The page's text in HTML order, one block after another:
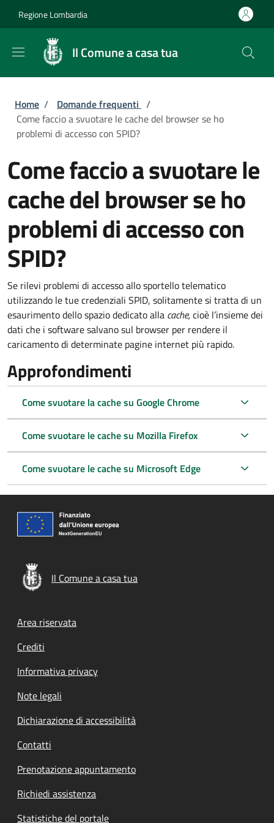
Regione Lombardia
Il Comune a casa tua
Briciole di pane
Home / Domande frequenti /
Come faccio a svuotare le cache del browser se ho
problemi di accesso con SPID?
Come faccio a svuotare le
cache del browser se ho
problemi di accesso con
SPID?
Se rilevi problemi di accesso allo sportello telematico
utilizzando le tue credenziali SPID, solitamente si tratta di un
esaurimento dello spazio dedicato alla cache,cioè l’insieme dei
dati che i software salvano sul browser per rendere il
caricamento di determinate pagine internet più rapido.
Approfondimenti
Come svuotare la cache su Google Chrome
Come svuotare le cache su Mozilla Firefox
Come svuotare le cache su Microsoft Edge
Il Comune a casa tua
Footer menu
Area riservata
Crediti
Informativa privacy
Note legali
Dichiarazione di accessibilità
Contatti
Prenotazione appuntamento
Richiedi assistenza
Statistiche del portale